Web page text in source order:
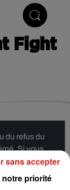
Fight
du refus du
Si vous
votre accord
notre priorité
sans accepter